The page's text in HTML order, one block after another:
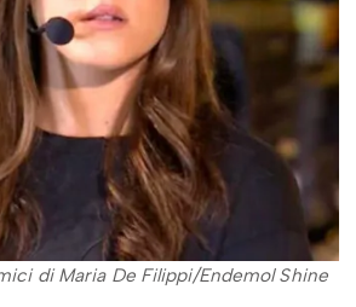
di Maria De Filippi/Endemol Shine